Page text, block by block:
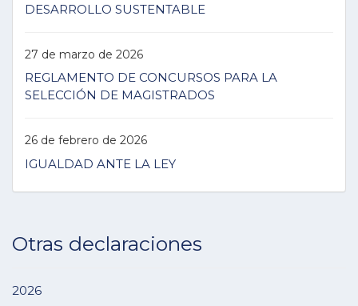
DESARROLLO SUSTENTABLE
27 de marzo de 2026
REGLAMENTO DE CONCURSOS PARA LA
SELECCIÓN DE MAGISTRADOS
26 de febrero de 2026
IGUALDAD ANTE LA LEY
Otras declaraciones
2026